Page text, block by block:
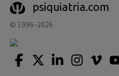
psiquiatria.com
© 1996–2026